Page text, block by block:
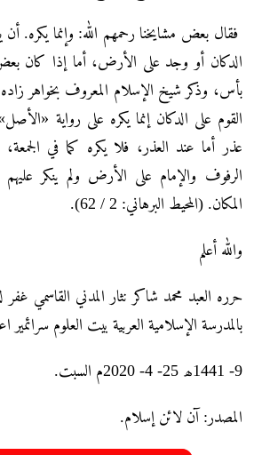
فقال بعض مشايخنا رحمهم الله: وإنما يكره.
الدكان أو وجد على الأرض، أما إذا كان
بأس، وذكر شيخ الإسلام المعروف بخواهر زاده
القوم على الدكان إنما يكره على رواية
عذر أما عند العذر، فلا يكره كما في
الرفوف والإمام على الأرض ولم ينكر
المكان. (المحيط البرهاني: 2 / 62).
والله أعلم
حرره العبد محمد شاکر نثار المدني القاسمي غفر
بالمدرسة الإسلامية العربية بيت العلوم سرائمير
9- 1441ھ 25- 4- 2020م السبت.
المصدر: آن لائن إسلام.